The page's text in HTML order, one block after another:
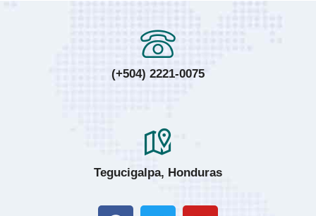
(+504) 2221-0075
Tegucigalpa, Honduras